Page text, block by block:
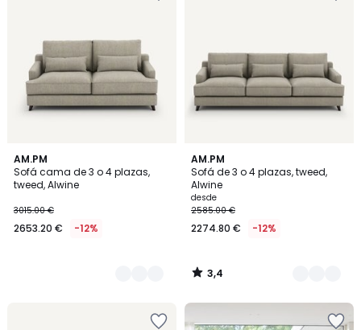
AM.PM
Sofá cama de 3 o 4 plazas,
tweed, Alwine
3015.00 €
2653.20 € -12%
3
Colores
AM.PM
Sofá de 3 o 4 plazas, tweed,
Alwine
desde
2585.00 €
2274.80 € -12%
3,4
/ 5
3
Colores
3,4
/